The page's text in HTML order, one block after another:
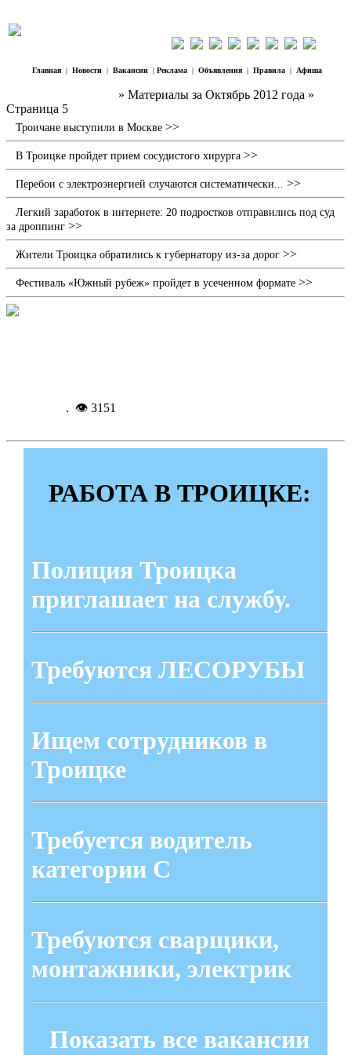
Главная | Новости | Вакансии | Реклама | Объявления | Правила | Афиша
» Материалы за Октябрь 2012 года »
Страница 5
Троичане выступили в Москве >>
В Троицке пройдет прием сосудистого хирурга >>
Перебои с электроэнергией случаются систематически... >>
Легкий заработок в интернете: 20 подростков отправились под суд
за дроппинг >>
Жители Троицка обратились к губернатору из-за дорог >>
Фестиваль «Южный рубеж» пройдет в усеченном формате >>
. 👁 3151
РАБОТА В ТРОИЦКЕ:
Полиция Троицка
приглашает на службу.
Требуются ЛЕСОРУБЫ
Ищем сотрудников в
Троицке
Требуется водитель
категории С
Требуются сварщики,
монтажники, электрик
Показать все вакансии